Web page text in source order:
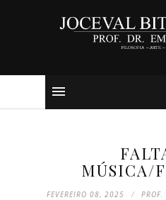
MÚSICA/
FEVEREIRO 08, 2025 PROF.